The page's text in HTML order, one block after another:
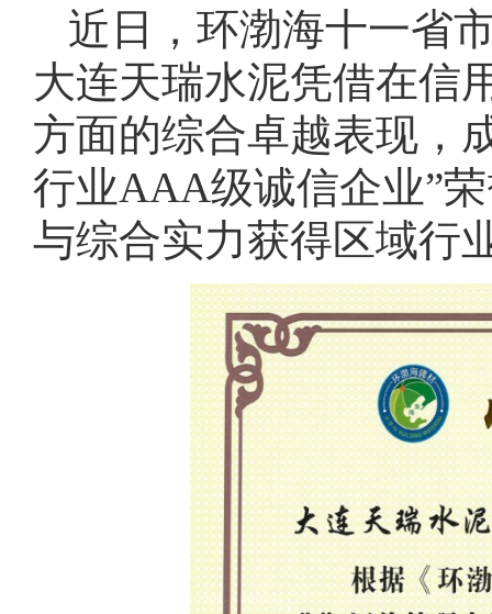
近日，环渤海十一省
大连天瑞水泥凭借在信
方面的综合卓越表现，
行业AAA级诚信企业”
与综合实力获得区域行